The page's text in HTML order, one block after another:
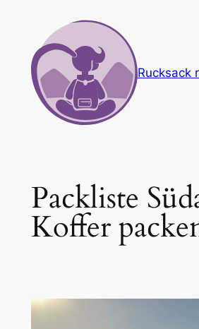
springen
Rucksack
Packliste
Koffer